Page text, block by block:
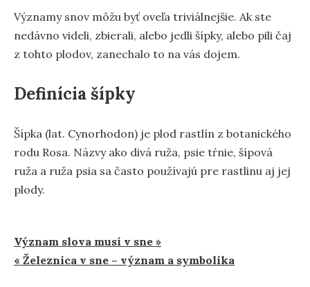
Významy snov môžu byť oveľa triviálnejšie. Ak ste
nedávno videli, zbierali, alebo jedli šípky, alebo pili čaj
z tohto plodov, zanechalo to na vás dojem.
Definícia šípky
Šípka (lat. Cynorhodon) je plod rastlín z botanického
rodu Rosa. Názvy ako divá ruža, psie tŕnie, šípová
ruža a ruža psia sa často používajú pre rastlinu aj jej
plody.
Navigácia
v
Význam slova musí v sne »
« Železnica v sne – význam a symbolika